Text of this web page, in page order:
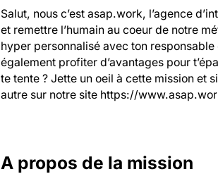
Salut, nous c’est asap.work, l’agence
et remettre l’humain au coeur de notre
hyper personnalisé avec ton
également profiter d’avantages pour
te tente ? Jette un oeil à cette mission et
autre sur notre site https://
A propos de la mission